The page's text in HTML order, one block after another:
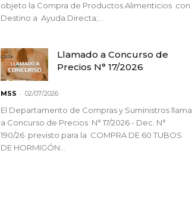
objeto la Compra de Productos Alimenticios con
Destino a Ayuda Directa;...
Llamado a Concurso de
Precios N° 17/2026
MSS - 02/07/2026
El Departamento de Compras y Suministros llama
a Concurso de Precios N° 17/2026 - Dec. N°
190/26 previsto para la COMPRA DE 60 TUBOS
DE HORMIGÓN...